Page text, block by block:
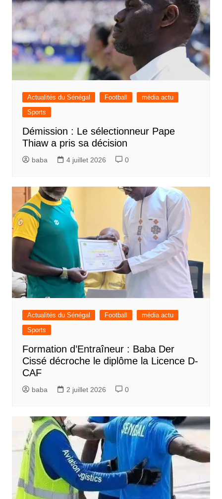
Actualités du Sénégal Football
média actu
Sports
Démission : Le sélectionneur Pape
Thiaw a pris sa décision
baba 4 juillet 2026 0
Actualités du Sénégal Football
média actu
Sports
Formation d’Entraîneur : Baba Der
Cissé décroche le diplôme la Licence D-
CAF
baba 2 juillet 2026 0